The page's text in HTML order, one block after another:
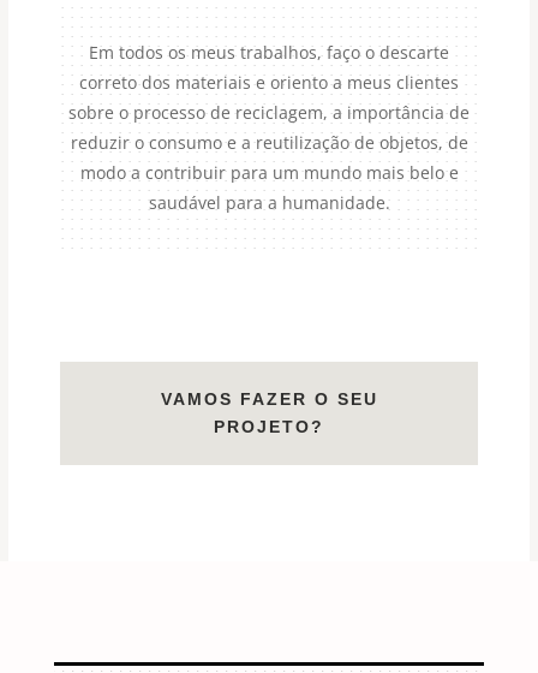
Em todos os meus trabalhos, faço o descarte
correto dos materiais e oriento a meus clientes
sobre o processo de reciclagem, a importância de
reduzir o consumo e a reutilização de objetos, de
modo a contribuir para um mundo mais belo e
saudável para a humanidade.
VAMOS FAZER O SEU
PROJETO?